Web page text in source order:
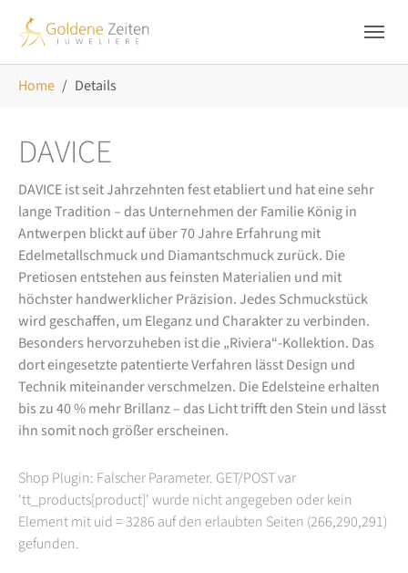
Home Details
DAVICE
DAVICE ist seit Jahrzehnten fest etabliert und hat eine sehr
lange Tradition – das Unternehmen der Familie König in
Antwerpen blickt auf über 70 Jahre Erfahrung mit
Edelmetallschmuck und Diamantschmuck zurück. Die
Pretiosen entstehen aus feinsten Materialien und mit
höchster handwerklicher Präzision. Jedes Schmuckstück
wird geschaffen, um Eleganz und Charakter zu verbinden.
Besonders hervorzuheben ist die „Riviera“-Kollektion. Das
dort eingesetzte patentierte Verfahren lässt Design und
Technik miteinander verschmelzen. Die Edelsteine erhalten
bis zu 40 % mehr Brillanz – das Licht trifft den Stein und lässt
ihn somit noch größer erscheinen.
Shop Plugin: Falscher Parameter. GET/POST var
'tt_products[product]' wurde nicht angegeben oder kein
Element mit uid = 3286 auf den erlaubten Seiten (266,290,291)
gefunden.